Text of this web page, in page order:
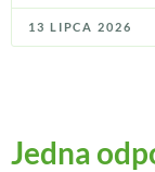
13 LIPCA 2026
Jedna